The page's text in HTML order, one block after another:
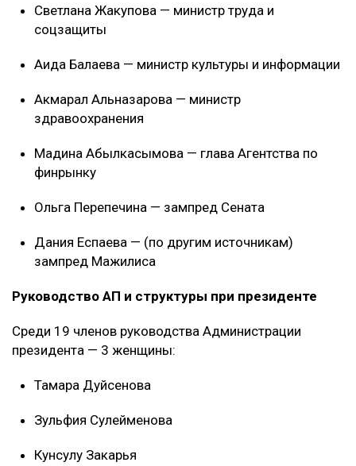
Светлана Жакупова — министр труда и
соцзащиты
Аида Балаева — министр культуры и информации
Акмарал Альназарова — министр
здравоохранения
Мадина Абылкасымова — глава Агентства по
финрынку
Ольга Перепечина — зампред Сената
Дания Еспаева — (по другим источникам)
зампред Мажилиса
Руководство АП и структуры при президенте
Среди 19 членов руководства Администрации
президента — 3 женщины:
Тамара Дуйсенова
Зульфия Сулейменова
Кунсулу Закарья